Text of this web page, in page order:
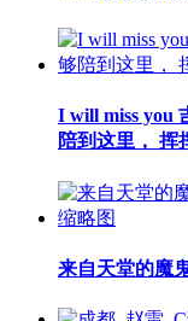
I will miss you
陪到这里， 挥
来自天堂的魔